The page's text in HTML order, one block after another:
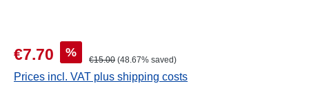
Sale price:
€7.70 % Regular price:
€15.00 (48.67% saved)
Prices incl. VAT plus shipping costs